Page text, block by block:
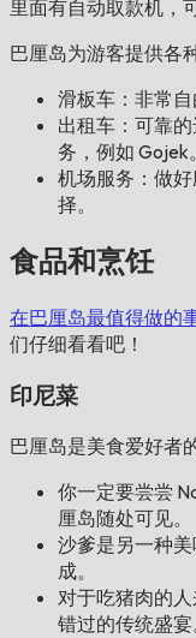
里面有自动取款机，
巴厘岛为游客提供各
滑板车：非常自
出租车：可靠
务，例如 Gojek。
机场服务：做
择。
食品和烹饪
在巴厘岛最值得做的
们仔细看看吧！
印尼菜
巴厘岛是美食爱好者
你一定要尝尝
厘岛随处可见。
沙爹是另一种
成。
对于吃猪肉的
错过的传统盛宴